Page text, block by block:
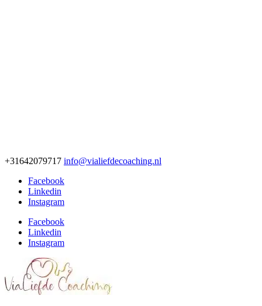
+31642079717 info@vialiefdecoaching.nl
Facebook
Linkedin
Instagram
Facebook
Linkedin
Instagram